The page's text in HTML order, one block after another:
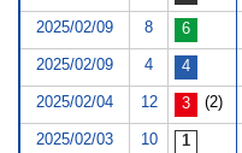
2025/02/09 8
2025/02/09 4
2025/02/04 12 (2)
2025/02/03 10